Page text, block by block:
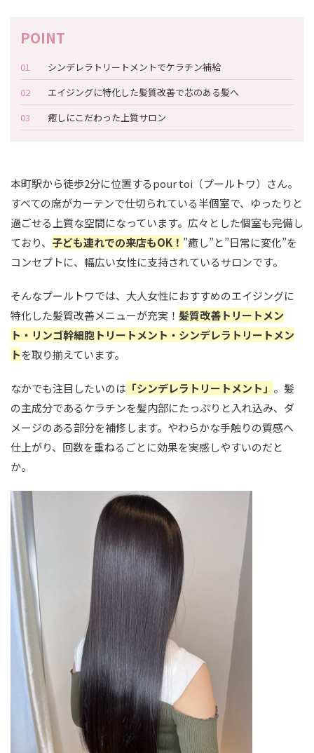
シンデレラトリートメントでケラチン補給
エイジングに特化した髪質改善で芯のある髪へ
癒しにこだわった上質サロン
本町駅から徒歩2分に位置するpour toi（プールトワ）さん。
すべての席がカーテンで仕切られている半個室で、ゆったりと
過ごせる上質な空間になっています。広々とした個室も完備し
ており、 子ども連れでの来店もOK！ ”癒し”と”日常に変化”を
コンセプトに、幅広い女性に支持されているサロンです。
そんなプールトワでは、大人女性におすすめのエイジングに
特化した髪質改善メニューが充実！ 髪質改善トリートメン
ト・リンゴ幹細胞トリートメント・シンデレラトリートメン
トを取り揃えています。
なかでも注目したいのは 「シンデレラトリートメント」 。髪
の主成分であるケラチンを髪内部にたっぷりと入れ込み、ダ
メージのある部分を補修します。やわらかな手触りの質感へ
仕上がり、回数を重ねるごとに効果を実感しやすいのだと
か。